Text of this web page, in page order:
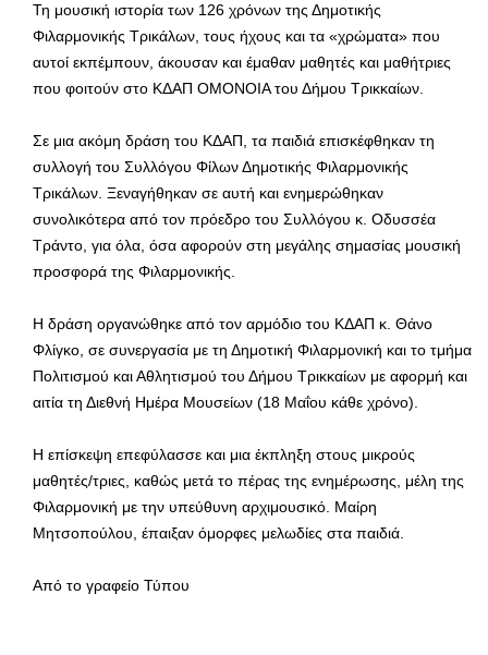
Τη μουσική ιστορία των 126 χρόνων της Δημοτικής
Φιλαρμονικής Τρικάλων, τους ήχους και τα «χρώματα» που
αυτοί εκπέμπουν, άκουσαν και έμαθαν μαθητές και μαθήτριες
που φοιτούν στο ΚΔΑΠ ΟΜΟΝΟΙΑ του Δήμου Τρικκαίων.
Σε μια ακόμη δράση του ΚΔΑΠ, τα παιδιά επισκέφθηκαν τη
συλλογή του Συλλόγου Φίλων Δημοτικής Φιλαρμονικής
Τρικάλων. Ξεναγήθηκαν σε αυτή και ενημερώθηκαν
συνολικότερα από τον πρόεδρο του Συλλόγου κ. Οδυσσέα
Τράντο, για όλα, όσα αφορούν στη μεγάλης σημασίας μουσική
προσφορά της Φιλαρμονικής.
Η δράση οργανώθηκε από τον αρμόδιο του ΚΔΑΠ κ. Θάνο
Φλίγκο, σε συνεργασία με τη Δημοτική Φιλαρμονική και το τμήμα
Πολιτισμού και Αθλητισμού του Δήμου Τρικκαίων με αφορμή και
αιτία τη Διεθνή Ημέρα Μουσείων (18 Μαΐου κάθε χρόνο).
Η επίσκεψη επεφύλασσε και μια έκπληξη στους μικρούς
μαθητές/τριες, καθώς μετά το πέρας της ενημέρωσης, μέλη της
Φιλαρμονική με την υπεύθυνη αρχιμουσικό. Μαίρη
Μητσοπούλου, έπαιξαν όμορφες μελωδίες στα παιδιά.
Από το γραφείο Τύπου